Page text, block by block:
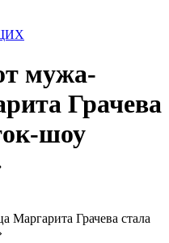
мужа-
Грачева
шоу